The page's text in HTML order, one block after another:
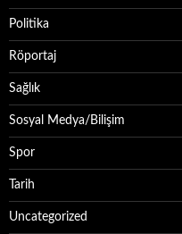
Politika
Röportaj
Sağlık
Sosyal Medya/Bilişim
Spor
Tarih
Uncategorized